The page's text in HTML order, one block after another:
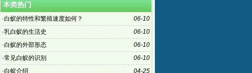
本类热门
06-10
·白蚁的特性和繁殖速度如何？
06-10
·乳白蚁的生活史
06-10
·白蚁的外部形态
06-10
·常见白蚁的识别
04-25
·白蚁介绍